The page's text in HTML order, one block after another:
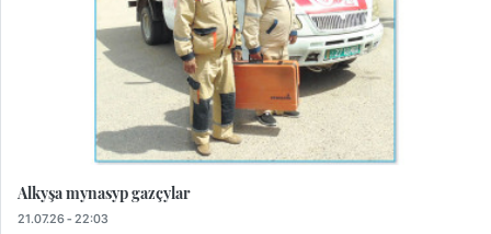
Alkyşa mynasyp gazçylar
21.07.26 - 22:03